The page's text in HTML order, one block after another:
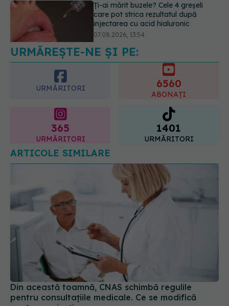
Testul din deget care ar putea
indica riscul pentru 8 boli majore
07.08.2026, 18:34
URMĂREȘTE-NE ȘI PE:
URMĂRITORI 6560
ABONAȚI
365
URMĂRITORI
1401
URMĂRITORI
ARTICOLE SIMILARE
Din această toamnă, CNAS schimbă regulile
pentru consultațiile medicale. Ce se modifică